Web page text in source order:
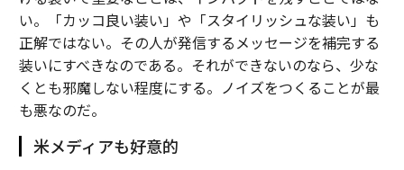
い。「カッコ良い装い」や「スタイリッシュな装い」も
正解ではない。その人が発信するメッセージを補完する
装いにすべきなのである。それができないのなら、少な
くとも邪魔しない程度にする。ノイズをつくることが最
も悪なのだ。
米メディアも好意的